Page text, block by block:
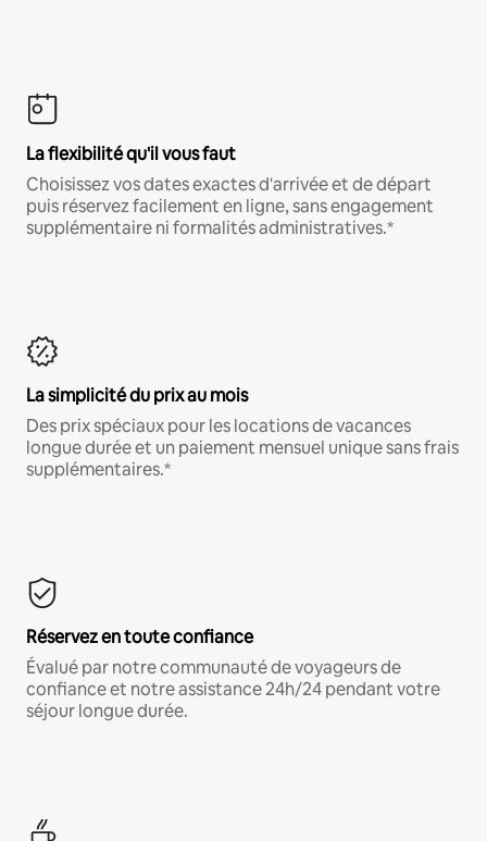
La flexibilité qu'il vous faut
Choisissez vos dates exactes d'arrivée et de départ
puis réservez facilement en ligne, sans engagement
supplémentaire ni formalités administratives.*
La simplicité du prix au mois
Des prix spéciaux pour les locations de vacances
longue durée et un paiement mensuel unique sans frais
supplémentaires.*
Réservez en toute confiance
Évalué par notre communauté de voyageurs de
confiance et notre assistance 24h/24 pendant votre
séjour longue durée.